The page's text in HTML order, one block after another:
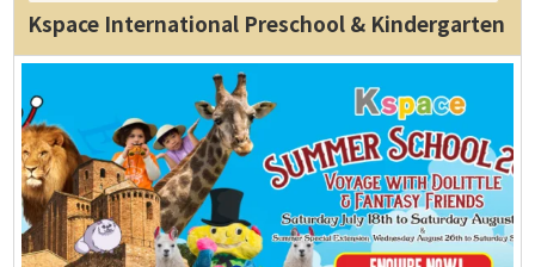
Kspace International Preschool & Kindergarten